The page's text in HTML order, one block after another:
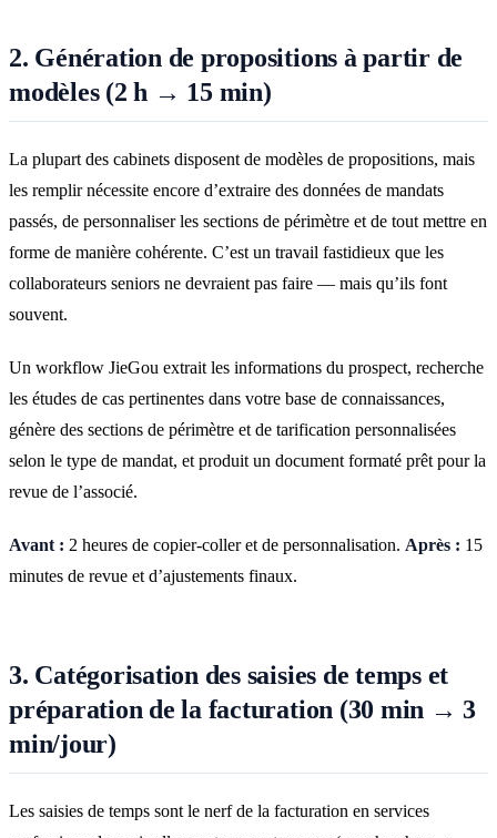
2. Génération de propositions à partir de
modèles (2 h → 15 min)
La plupart des cabinets disposent de modèles de propositions, mais
les remplir nécessite encore d’extraire des données de mandats
passés, de personnaliser les sections de périmètre et de tout mettre en
forme de manière cohérente. C’est un travail fastidieux que les
collaborateurs seniors ne devraient pas faire — mais qu’ils font
souvent.
Un workflow JieGou extrait les informations du prospect, recherche
les études de cas pertinentes dans votre base de connaissances,
génère des sections de périmètre et de tarification personnalisées
selon le type de mandat, et produit un document formaté prêt pour la
revue de l’associé.
Avant : 2 heures de copier-coller et de personnalisation. Après : 15
minutes de revue et d’ajustements finaux.
3. Catégorisation des saisies de temps et
préparation de la facturation (30 min → 3
min/jour)
Les saisies de temps sont le nerf de la facturation en services